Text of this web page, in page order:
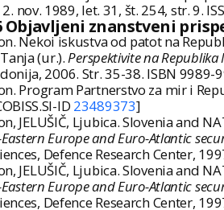
nov. 1989, let. 31, št. 254, str. 9.
Objavljeni znanstveni
Nekoi iskustva od patot na
Tanja (ur.).Perspektivite na Republika
2006. Str. 35-38. ISBN 9989-
Program Partnerstvo za mir i
ID 23489373]
JELUŠIČ, Ljubica. Slovenia and
Europe and Euro-Atlantic
Defence Research Center,
JELUŠIČ, Ljubica. Slovenia and
Europe and Euro-Atlantic
Defence Research Center,